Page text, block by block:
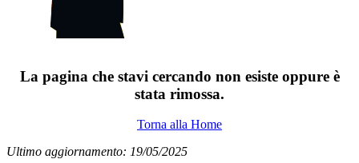
La pagina che stavi cercando non esiste oppure è
stata rimossa.
Torna alla Home
Ultimo aggiornamento: 19/05/2025